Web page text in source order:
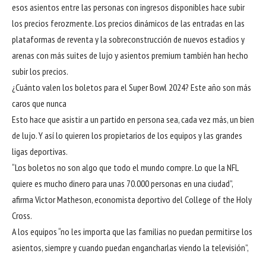
esos asientos entre las personas con ingresos disponibles hace subir
los precios ferozmente. Los precios dinámicos de las entradas en las
plataformas de reventa y la sobreconstrucción de nuevos estadios y
arenas con más suites de lujo y asientos premium también han hecho
subir los precios.
¿Cuánto valen los boletos para el Super Bowl 2024? Este año son más
caros que nunca
Esto hace que asistir a un partido en persona sea, cada vez más, un bien
de lujo. Y así lo quieren los propietarios de los equipos y las grandes
ligas deportivas.
“Los boletos no son algo que todo el mundo compre. Lo que la NFL
quiere es mucho dinero para unas 70.000 personas en una ciudad”,
afirma Victor Matheson, economista deportivo del College of the Holy
Cross.
A los equipos “no les importa que las familias no puedan permitirse los
asientos, siempre y cuando puedan engancharlas viendo la televisión”,